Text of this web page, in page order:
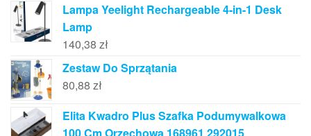
Lampa Yeelight Rechargeable 4-in-1 Desk
Lamp
140,38 zł
Zestaw Do Sprzątania
80,88 zł
Elita Kwadro Plus Szafka Podumywalkowa
100 Cm Orzechowa 168961 292015